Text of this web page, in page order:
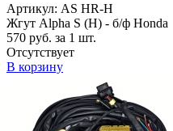
Артикул: AS HR-H
Жгут Alpha S (H) - б/ф Honda
570 руб. за 1 шт.
Отсутствует
В корзину